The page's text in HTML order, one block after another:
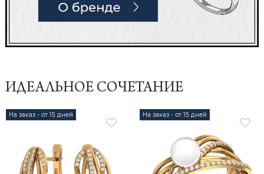
ИДЕАЛЬНОЕ СОЧЕТАНИЕ
На заказ - от 15 дней На заказ - от 15 дней